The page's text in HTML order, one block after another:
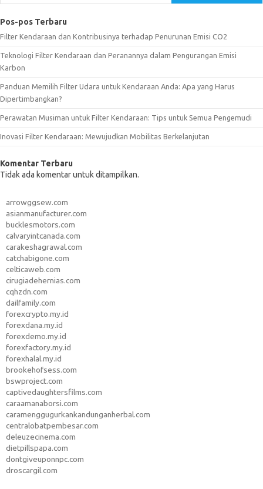
Pos-pos Terbaru
Filter Kendaraan dan Kontribusinya terhadap Penurunan Emisi CO2
Teknologi Filter Kendaraan dan Peranannya dalam Pengurangan Emisi
Karbon
Panduan Memilih Filter Udara untuk Kendaraan Anda: Apa yang Harus
Dipertimbangkan?
Perawatan Musiman untuk Filter Kendaraan: Tips untuk Semua Pengemudi
Inovasi Filter Kendaraan: Mewujudkan Mobilitas Berkelanjutan
Komentar Terbaru
Tidak ada komentar untuk ditampilkan.
arrowggsew.com
asianmanufacturer.com
bucklesmotors.com
calvaryintcanada.com
carakeshagrawal.com
catchabigone.com
celticaweb.com
cirugiadehernias.com
cqhzdn.com
dailfamily.com
forexcrypto.my.id
forexdana.my.id
forexdemo.my.id
forexfactory.my.id
forexhalal.my.id
brookehofsess.com
bswproject.com
captivedaughtersfilms.com
caraamanaborsi.com
caramenggugurkankandunganherbal.com
centralobatpembesar.com
deleuzecinema.com
dietpillspapa.com
dontgiveuponnpc.com
droscargil.com